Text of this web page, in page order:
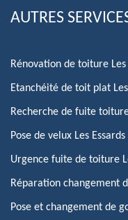
AUTRES
Rénovation de toiture Les
Etanchéité de toit plat
Recherche de fuite
Pose de velux Les Essards
Urgence fuite de toiture
Réparation changement
Pose et changement de